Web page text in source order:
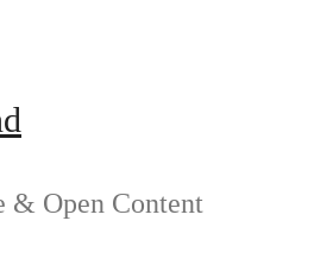
& Open Content